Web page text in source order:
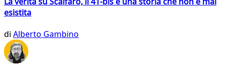
esistita
di Alberto Gambino